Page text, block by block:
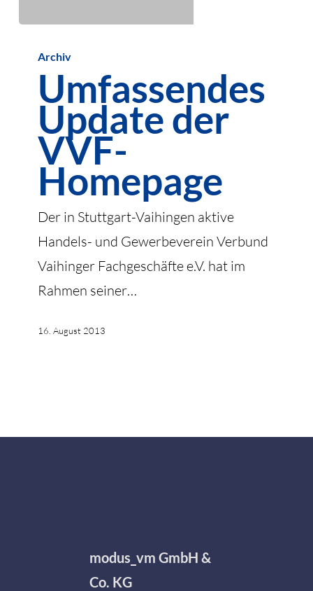
Update
VVF-
Homepage
Archiv
Umfassendes
Update der
VVF-
Homepage
Der in Stuttgart-Vaihingen aktive
Handels- und Gewerbeverein Verbund
Vaihinger Fachgeschäfte e.V. hat im
Rahmen seiner…
16. August 2013
modus_vm GmbH &
Co. KG